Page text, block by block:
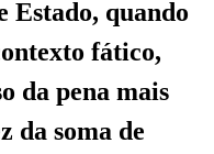
Estado, quando
fático,
da pena mais
da soma de